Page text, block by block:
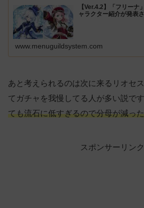
【Ver.4.2】「フリーナ
ャラクター紹介が発表
www.menuguildsystem.com
あと考えられるのは次に来るリオセ
てガチャを我慢してる人が多い説です
ても流石に低すぎるので分母が減っ
スポンサーリンク